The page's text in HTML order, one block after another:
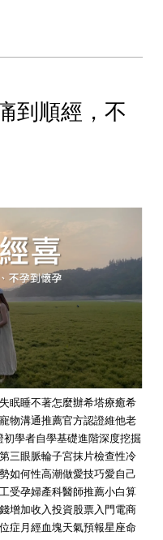
到順經，不
眠睡不著怎麼辦希塔療癒希
物溝通推薦官方認證維他老
學者自學基礎進階深度挖掘
三眼脈輪子宮抹片檢查性冷
如何性高潮做愛技巧愛自己
受孕婦產科醫師推薦小白算
增加收入投資股票入門電商
症月經血塊天氣預報星座命